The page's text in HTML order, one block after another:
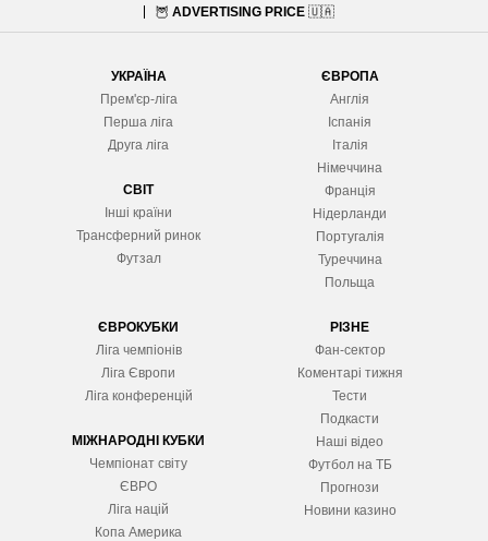
🦉 ADVERTISING PRICE 🇺🇦
УКРАЇНА
Прем'єр-ліга
Перша ліга
Друга ліга
СВІТ
Інші країни
Трансферний ринок
Футзал
ЄВРОПА
Англія
Іспанія
Італія
Німеччина
Франція
Нідерланди
Португалія
Туреччина
Польща
ЄВРОКУБКИ
Ліга чемпіонів
Ліга Європи
Ліга конференцій
МІЖНАРОДНІ КУБКИ
Чемпіонат світу
ЄВРО
Ліга націй
Копа Америка
РІЗНЕ
Фан-сектор
Коментарі тижня
Тести
Подкасти
Наші відео
Футбол на ТБ
Прогнози
Новини казино